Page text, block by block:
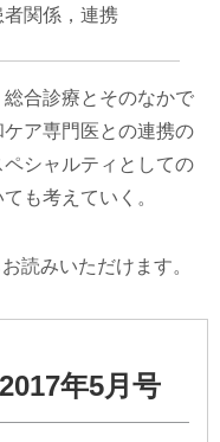
者関係，連携
合診療とそのなかで
ア専門医との連携の
シャルティとしての
も考えていく。
読みいただけます。
年5月号